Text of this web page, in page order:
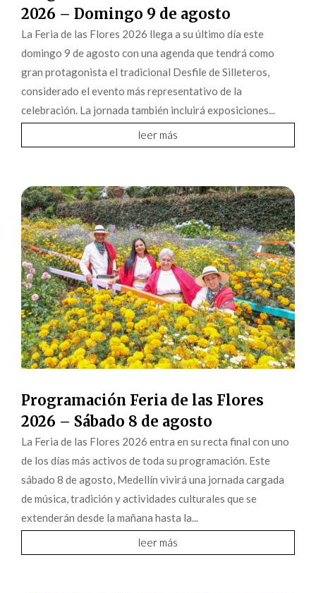
2026 – Domingo 9 de agosto
La Feria de las Flores 2026 llega a su último día este
domingo 9 de agosto con una agenda que tendrá como
gran protagonista el tradicional Desfile de Silleteros,
considerado el evento más representativo de la
celebración. La jornada también incluirá exposiciones...
leer más
Programación Feria de las Flores
2026 – Sábado 8 de agosto
La Feria de las Flores 2026 entra en su recta final con uno
de los días más activos de toda su programación. Este
sábado 8 de agosto, Medellín vivirá una jornada cargada
de música, tradición y actividades culturales que se
extenderán desde la mañana hasta la...
leer más